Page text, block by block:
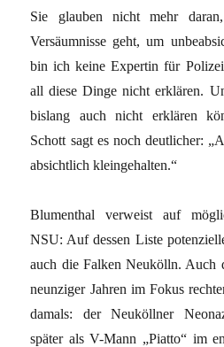
Sie glauben nicht mehr
Versäumnisse geht, um
bin ich keine Expertin für
all diese Dinge nicht erklären.
bislang auch nicht erklären
Schott sagt es noch deutlicher:
absichtlich kleingehalten.“
Blumenthal verweist auf
NSU: Auf dessen Liste
auch die Falken Neukölln. Auch
neunziger Jahren im Fokus
damals: der Neuköllner
später als V-Mann „Piatto“ im